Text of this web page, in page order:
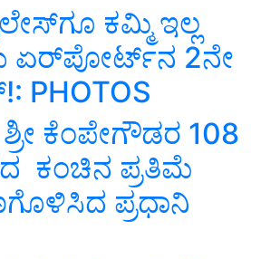
ಕಮ್ಮಿ ಇಲ್ಲ
ಏರ್‌ಪೋರ್ಟ್‌ನ 2ನೇ
ಶ್ರೀ ಕೆಂಪೇಗೌಡರ 108
ಕಂಚಿನ ಪ್ರತಿಮೆ
ಪ್ರಧಾನಿ